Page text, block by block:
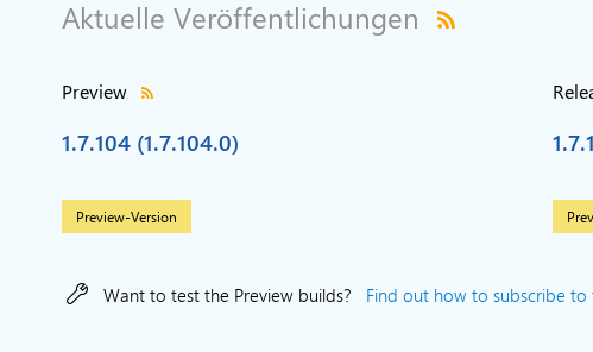
Aktuelle Veröffentlichungen
Preview
1.7.104 (1.7.104.0)
Preview-Version
Want to test the Preview builds? Find out how to subscribe to